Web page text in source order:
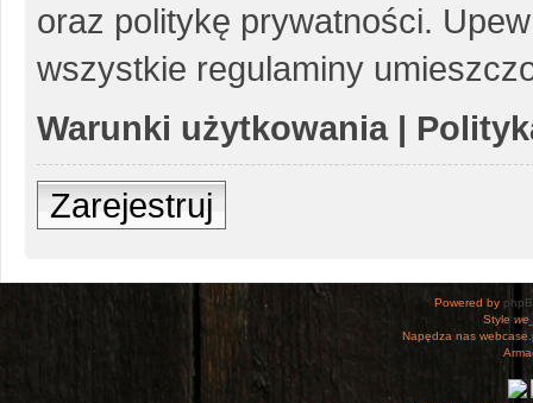
oraz politykę prywatności.
wszystkie regulaminy
Warunki użytkowania|
Zarejestruj
Powered by
Style
Napędza nas